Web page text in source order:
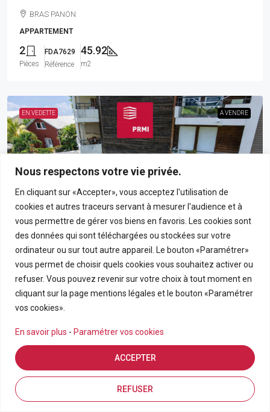
Nous respectons votre vie privée.
En cliquant sur «Accepter», vous acceptez l'utilisation de
cookies et autres traceurs servant à mesurer l'audience et à
vous permettre de gérer vos biens en favoris. Les cookies sont
des données qui sont téléchargées ou stockées sur votre
ordinateur ou sur tout autre appareil. Le bouton «Paramétrer»
vous permet de choisir quels cookies vous souhaitez activer ou
refuser. Vous pouvez revenir sur votre choix à tout moment en
cliquant sur la page mentions légales et le bouton «Paramétrer
vos cookies».
En savoir plus - Paramétrer vos cookies
REFUSER
ACCEPTER
Estimation en ligne
BRAS PANON
APPARTEMENT
2
Pièces
FDA7629
Référence
45.92
m2
EN VEDETTE A VENDRE
190 000€
Appartement T3 En Rez-De-Chaussée Avec Grand
BRAS PANON
3 69.21